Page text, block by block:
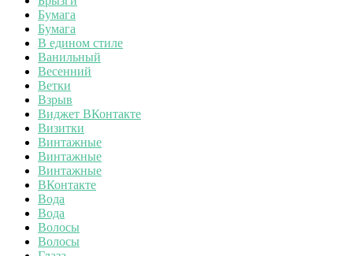
Бумага
Бумага
В едином стиле
Ванильный
Весенний
Ветки
Взрыв
Виджет ВКонтакте
Визитки
Винтажные
Винтажные
Винтажные
ВКонтакте
Вода
Вода
Волосы
Волосы